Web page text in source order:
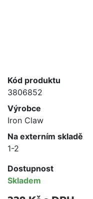
Kód produktu
3806852
Výrobce
Iron Claw
Na externím skladě
1-2
Dostupnost
Skladem